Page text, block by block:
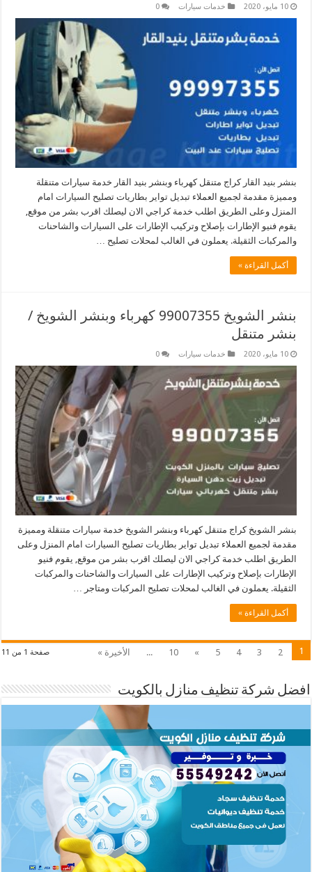
10 مايو، 2020 خدمات سيارات 0
بنشر بنيد القار كراج متنقل كهرباء وبنشر بنيد القار خدمة سيارات متنقلة
ومميزة مقدمة لجميع العملاء تبديل تواير بطاريات تصليح السيارات امام
المنزل وعلى الطريق اطلب خدمة كراجي الان ليصلك اقرب بشر من موقع,
يقوم فنيو الإطارات بإصلاح وتركيب الإطارات على السيارات والشاحنات
والمركبات الثقيلة. يعملون في الغالب لمحلات تصليح …
أكمل القراءة »
بنشر الشويخ 99007355 كهرباء وبنشر الشويخ /
بنشر متنقل
10 مايو، 2020 خدمات سيارات 0
بنشر الشويخ كراج متنقل كهرباء وبنشر الشويخ خدمة سيارات متنقلة ومميزة
مقدمة لجميع العملاء تبديل تواير بطاريات تصليح السيارات امام المنزل وعلى
الطريق اطلب خدمة كراجي الان ليصلك اقرب بشر من موقع, يقوم فنيو
الإطارات بإصلاح وتركيب الإطارات على السيارات والشاحنات والمركبات
الثقيلة. يعملون في الغالب لمحلات تصليح المركبات ومتاجر …
أكمل القراءة »
صفحة 1 من 11 1
2
3
4
5
»
10
... الأخيرة »
افضل شركة تنظيف منازل بالكويت